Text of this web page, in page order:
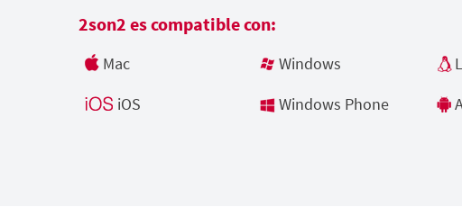
2son2 es compatible con:
Mac Windows
iOS
Windows Phone